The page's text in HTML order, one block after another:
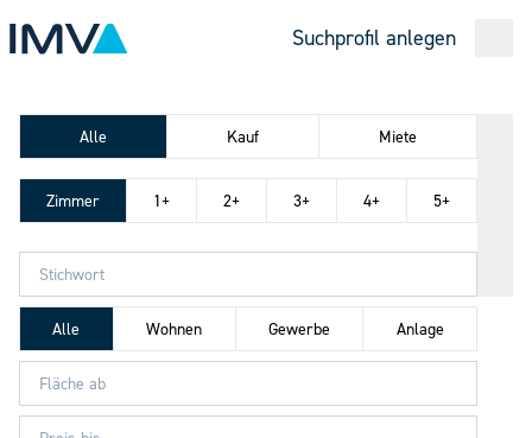
Suchprofil anlegen
Alle Kauf Miete
Zimmer 1+ 2+ 3+ 4+ 5+
Alle Wohnen Gewerbe Anlage